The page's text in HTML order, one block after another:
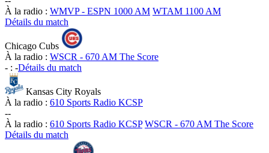
À la radio : WMVP - ESPN 1000 AM WTAM 1100 AM
Détails du match
Chicago Cubs
À la radio : WSCR - 670 AM The Score
- : -Détails du match
Kansas City Royals
À la radio : 610 Sports Radio KCSP
--
À la radio : 610 Sports Radio KCSP WSCR - 670 AM The Score
Détails du match